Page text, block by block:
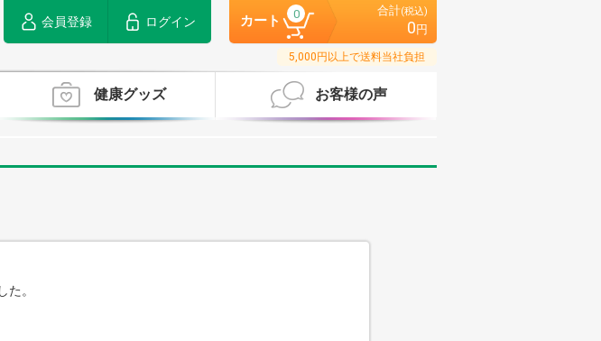
会員登録 ログイン カート 0 合計(税込)
0 円
5,000円以上で送料当社負担
健康グッズ お客様の声
。